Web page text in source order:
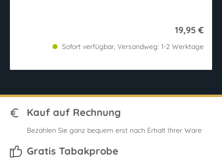
19,95 €
Sofort verfügbar, Versandweg: 1-2 Werktage
Kauf auf Rechnung
Bezahlen Sie ganz bequem erst nach Erhalt Ihrer Ware
Gratis Tabakprobe